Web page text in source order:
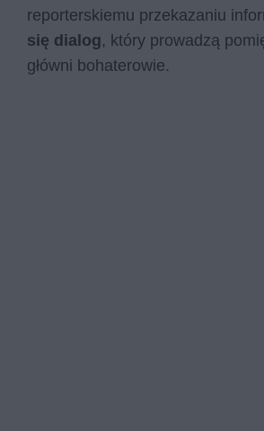
reporterskiemu przekazaniu
się dialog, który prowadzą
główni bohaterowie.